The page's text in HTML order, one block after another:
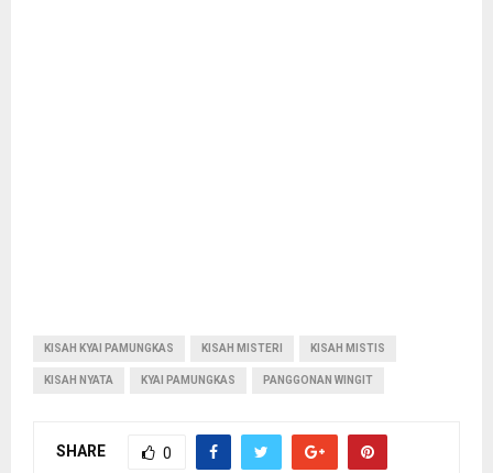
KISAH KYAI PAMUNGKAS KISAH MISTERI KISAH MISTIS
KISAH NYATA KYAI PAMUNGKAS PANGGONAN WINGIT
SHARE 0